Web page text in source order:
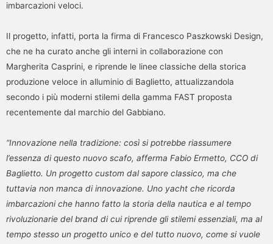
imbarcazioni veloci.
Il progetto, infatti, porta la firma di Francesco Paszkowski Design,
che ne ha curato anche gli interni in collaborazione con
Margherita Casprini, e riprende le linee classiche della storica
produzione veloce in alluminio di Baglietto, attualizzandola
secondo i più moderni stilemi della gamma FAST proposta
recentemente dal marchio del Gabbiano.
“Innovazione nella tradizione: così si potrebbe riassumere
l’essenza di questo nuovo scafo, afferma Fabio Ermetto, CCO di
Baglietto. Un progetto custom dal sapore classico, ma che
tuttavia non manca di innovazione. Uno yacht che ricorda
imbarcazioni che hanno fatto la storia della nautica e al tempo
rivoluzionarie del brand di cui riprende gli stilemi essenziali, ma al
tempo stesso un progetto unico e del tutto nuovo, come si vuole